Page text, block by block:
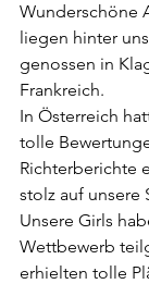
Wunderschöne
liegen hinter
genossen in
Frankreich.
In Österreich
tolle
Richterberichte
stolz auf
Unsere Girls
Wettbewerb
erhielten tolle